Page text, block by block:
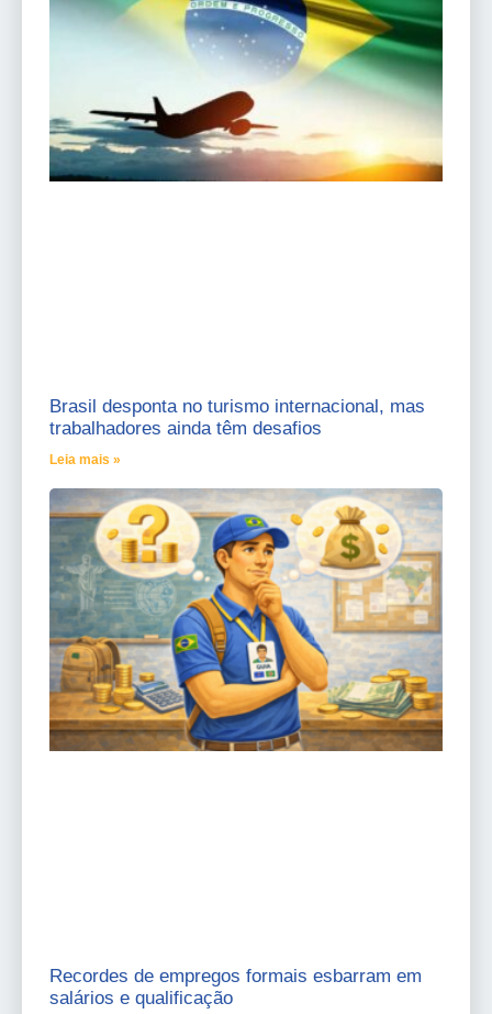
Brasil desponta no turismo internacional, mas
trabalhadores ainda têm desafios
Leia mais »
Recordes de empregos formais esbarram em
salários e qualificação